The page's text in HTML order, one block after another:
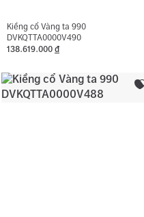
Kiềng cổ Vàng ta 990
DVKQTTA0000V490
138.619.000 đ